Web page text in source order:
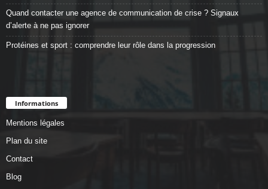
Quand contacter une agence de communication de crise ? Signaux
d’alerte à ne pas ignorer
Protéines et sport : comprendre leur rôle dans la progression
Informations
Mentions légales
Plan du site
Contact
Blog